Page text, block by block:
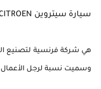
سيارة سيتروين CITROEN
وسميت نسبة لرجل الأعمال